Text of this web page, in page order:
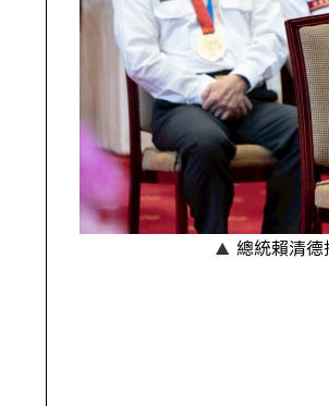
總統賴清